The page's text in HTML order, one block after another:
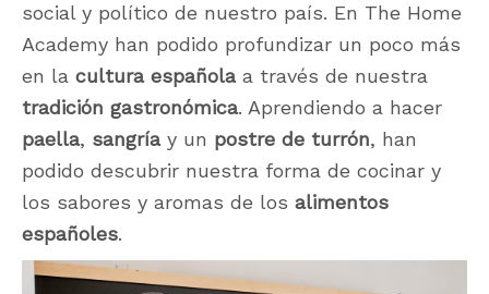
social y político de nuestro país. En The Home
Academy han podido profundizar un poco más
en la cultura españolaa través de nuestra
tradición gastronómica. Aprendiendo a hacer
paella, sangríay un postre de turrón, han
podido descubrir nuestra forma de cocinar y
los sabores y aromas de los alimentos
españoles.